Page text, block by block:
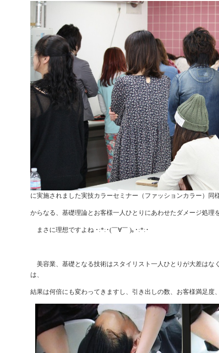
に実施されました実技カラーセミナー（ファッションカラー）同
からなる、基礎理論とお客様一人ひとりにあわせたダメージ処理
まさに理想ですよね ･:*:･(￣∀￣ )｡･:*:･
美容業、基礎となる技術はスタイリスト一人ひとりが大差はな
は、
結果は何倍にも変わってきますし、引き出しの数、お客様満足度